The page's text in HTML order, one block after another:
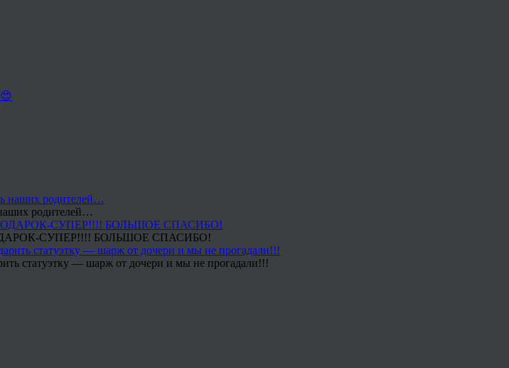
родителей…
СУПЕР!!!! БОЛЬШОЕ СПАСИБО!
статуэтку — шарж от дочери и мы не прогадали!!!